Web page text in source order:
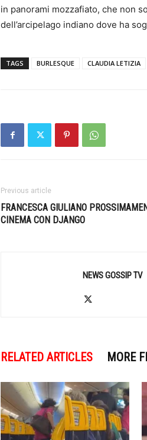
in panorami mozzafiato, che non
dell’arcipelago indiano dove ha
TAGS BURLESQUE CLAUDIA LETIZIA
Previous article
FRANCESCA GIULIANO
CINEMA CON DJANGO
NEWS GOSSIP TV
RELATED ARTICLES MORE